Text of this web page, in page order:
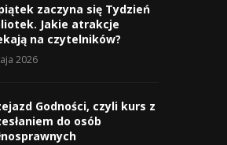
zaczyna się Tydzień
Jakie atrakcje
na czytelników?
2026
Godności, czyli kurs z
do osób